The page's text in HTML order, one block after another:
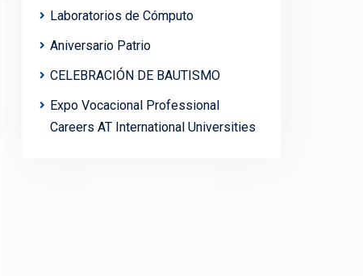
Laboratorios de Cómputo
Aniversario Patrio
CELEBRACIÓN DE BAUTISMO
Expo Vocacional Professional
Careers AT International Universities